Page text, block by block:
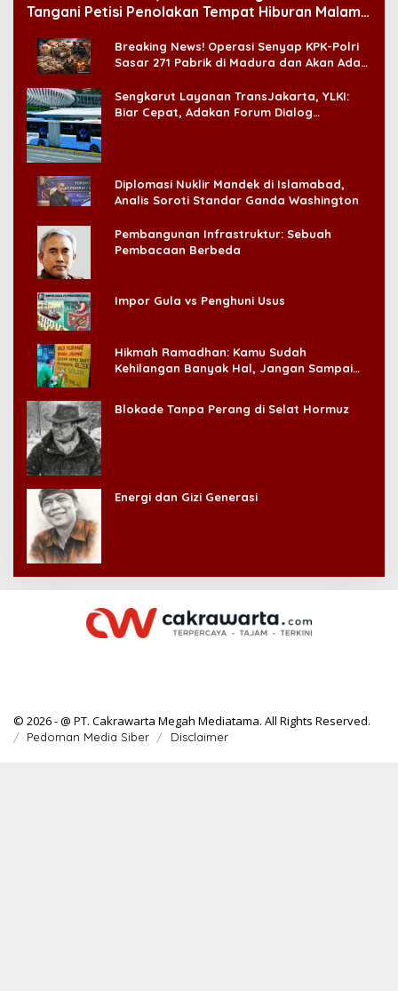
Tangani Petisi Penolakan Tempat Hiburan Malam
Breaking News! Operasi Senyap KPK-Polri
Sasar 271 Pabrik di Madura dan Akan Ada
Sengkarut Layanan TransJakarta, YLKI:
Biar Cepat, Adakan Forum Dialog
Diplomasi Nuklir Mandek di Islamabad,
Analis Soroti Standar Ganda Washington
Pembangunan Infrastruktur: Sebuah
Pembacaan Berbeda
Impor Gula vs Penghuni Usus
Hikmah Ramadhan: Kamu Sudah
Kehilangan Banyak Hal, Jangan Sampai
Blokade Tanpa Perang di Selat Hormuz
Energi dan Gizi Generasi
© 2026 - @ PT. Cakrawarta Megah Mediatama. All Rights Reserved.
Pedoman Media Siber Disclaimer